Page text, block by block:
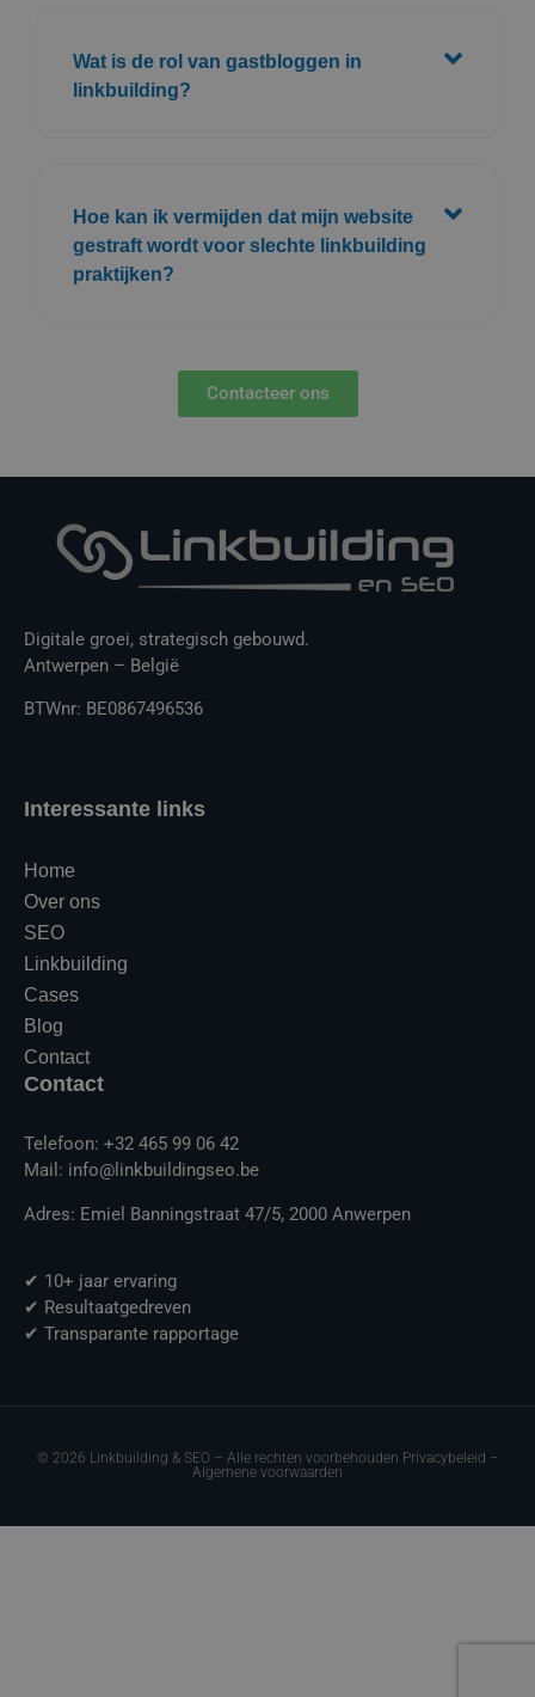
Wat is de rol van gastbloggen in
linkbuilding?
Hoe kan ik vermijden dat mijn website
gestraft wordt voor slechte linkbuilding
praktijken?
Contacteer ons
Digitale groei, strategisch gebouwd.
Antwerpen – België
BTWnr: BE0867496536
Interessante links
Home
Over ons
SEO
Linkbuilding
Cases
Blog
Contact
Contact
Telefoon: +32 465 99 06 42
Mail: info@linkbuildingseo.be
Adres: Emiel Banningstraat 47/5, 2000 Anwerpen
✔ 10+ jaar ervaring
✔ Resultaatgedreven
✔ Transparante rapportage
© 2026 Linkbuilding & SEO – Alle rechten voorbehouden Privacybeleid –
Algemene voorwaarden